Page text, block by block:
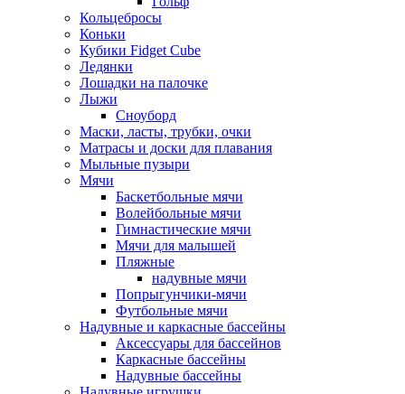
Кольцебросы
Коньки
Кубики Fidget Cube
Ледянки
Лошадки на палочке
Лыжи
Сноуборд
Маски, ласты, трубки, очки
Матрасы и доски для плавания
Мыльные пузыри
Мячи
Баскетбольные мячи
Волейбольные мячи
Гимнастические мячи
Мячи для малышей
Пляжные
надувные мячи
Попрыгунчики-мячи
Футбольные мячи
Надувные и каркасные бассейны
Аксессуары для бассейнов
Каркасные бассейны
Надувные бассейны